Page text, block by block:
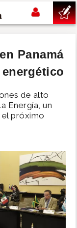
Panamá
de alto
Energía, un
próximo